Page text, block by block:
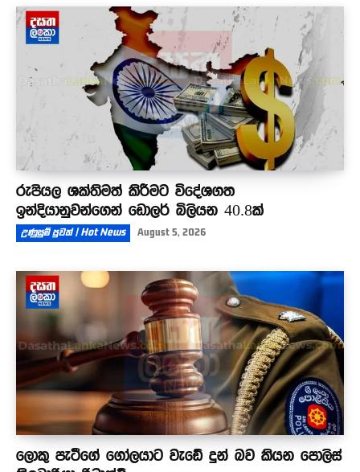
රුපියල ශක්තිමත් කිරීමට විදේශගත
ඉන්දියානුවන්ගෙන් ඩොලර් බිලියන 40.8ක්
උණුසුම් පුවත් | Hot News August 5, 2026
ලොකු පැටීගේ ගෝලයාට වැඩේ දුන් බව කියන පොලිස්